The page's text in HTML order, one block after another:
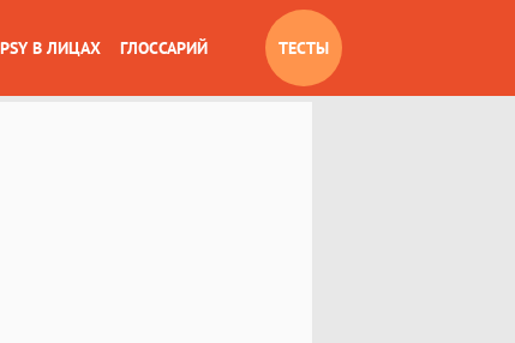
PSY В ЛИЦАХ ГЛОССАРИЙ ТЕСТЫ